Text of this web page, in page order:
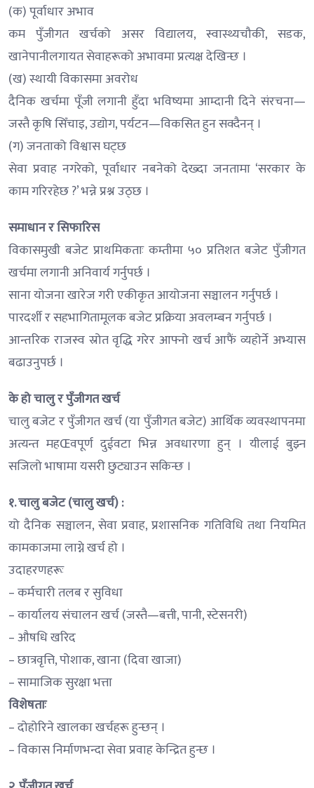
(क) पूर्वाधार अभाव
कम पुँजीगत खर्चको असर विद्यालय, स्वास्थ्यचौकी, सडक,
खानेपानीलगायत सेवाहरूको अभावमा प्रत्यक्ष देखिन्छ ।
(ख) स्थायी विकासमा अवरोध
दैनिक खर्चमा पूँजी लगानी हुँदा भविष्यमा आम्दानी दिने संरचना—
जस्तै कृषि सिँचाइ, उद्योग, पर्यटन—विकसित हुन सक्दैनन् ।
(ग) जनताको विश्वास घट्छ
सेवा प्रवाह नगरेको, पूर्वाधार नबनेको देख्दा जनतामा ‘सरकार के
काम गरिरहेछ ?’ भन्ने प्रश्न उठ्छ ।
समाधान र सिफारिस
विकासमुखी बजेट प्राथमिकताः कम्तीमा ५० प्रतिशत बजेट पुँजीगत
खर्चमा लगानी अनिवार्य गर्नुपर्छ ।
साना योजना खारेज गरी एकीकृत आयोजना सञ्चालन गर्नुपर्छ ।
पारदर्शी र सहभागितामूलक बजेट प्रक्रिया अवलम्बन गर्नुपर्छ ।
आन्तरिक राजस्व स्रोत वृद्धि गरेर आफ्नो खर्च आफैं व्यहोर्ने अभ्यास
बढाउनुपर्छ ।
के हो चालु र पुँजीगत खर्च
चालु बजेट र पुँजीगत खर्च (या पुँजीगत बजेट) आर्थिक व्यवस्थापनमा
अत्यन्त महŒवपूर्ण दुईवटा भिन्न अवधारणा हुन् । यीलाई बुझ्न
सजिलो भाषामा यसरी छुट्याउन सकिन्छ ।
१. चालु बजेट (चालु खर्च) :
यो दैनिक सञ्चालन, सेवा प्रवाह, प्रशासनिक गतिविधि तथा नियमित
कामकाजमा लाग्ने खर्च हो ।
उदाहरणहरूः
– कर्मचारी तलब र सुविधा
– कार्यालय संचालन खर्च (जस्तै—बत्ती, पानी, स्टेसनरी)
– औषधि खरिद
– छात्रवृत्ति, पोशाक, खाना (दिवा खाजा)
– सामाजिक सुरक्षा भत्ता
विशेषताः
– दोहोरिने खालका खर्चहरू हुन्छन् ।
– विकास निर्माणभन्दा सेवा प्रवाह केन्द्रित हुन्छ ।